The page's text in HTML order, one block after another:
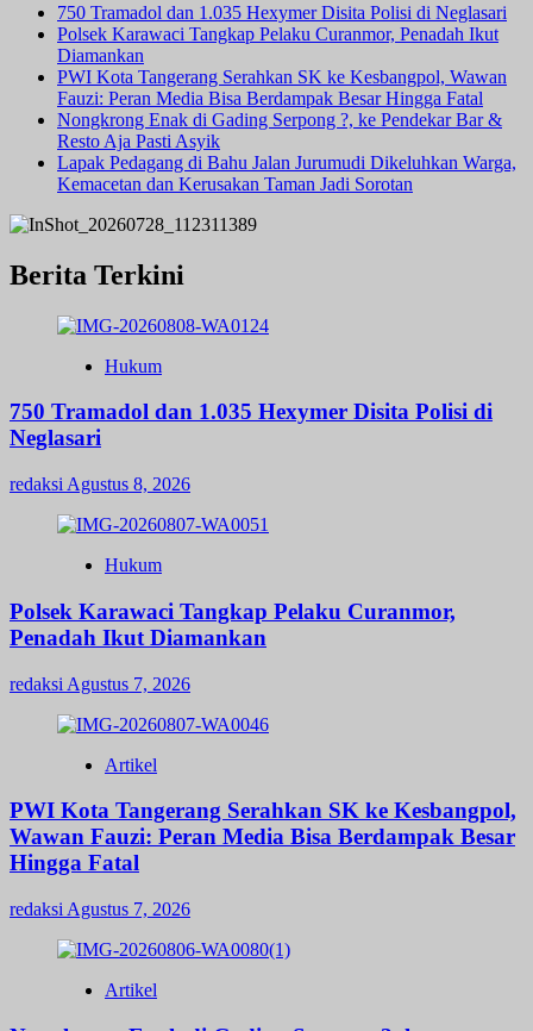
750 Tramadol dan 1.035 Hexymer Disita Polisi di Neglasari
Polsek Karawaci Tangkap Pelaku Curanmor, Penadah Ikut
Diamankan
PWI Kota Tangerang Serahkan SK ke Kesbangpol, Wawan
Fauzi: Peran Media Bisa Berdampak Besar Hingga Fatal
Nongkrong Enak di Gading Serpong ?, ke Pendekar Bar &
Resto Aja Pasti Asyik
Lapak Pedagang di Bahu Jalan Jurumudi Dikeluhkan Warga,
Kemacetan dan Kerusakan Taman Jadi Sorotan
Berita Terkini
Hukum
750 Tramadol dan 1.035 Hexymer Disita Polisi di
Neglasari
redaksi Agustus 8, 2026
Hukum
Polsek Karawaci Tangkap Pelaku Curanmor,
Penadah Ikut Diamankan
redaksi Agustus 7, 2026
Artikel
PWI Kota Tangerang Serahkan SK ke Kesbangpol,
Wawan Fauzi: Peran Media Bisa Berdampak Besar
Hingga Fatal
redaksi Agustus 7, 2026
Artikel